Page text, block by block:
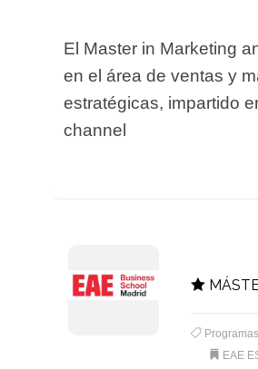
El Master in Marketing
en el área de ventas y
estratégicas, impartido
channel
EAE